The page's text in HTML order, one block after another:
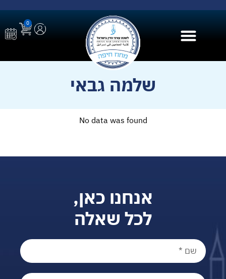
0
שלמה גבאי
No data was found
אנחנו כאן,
לכל שאלה